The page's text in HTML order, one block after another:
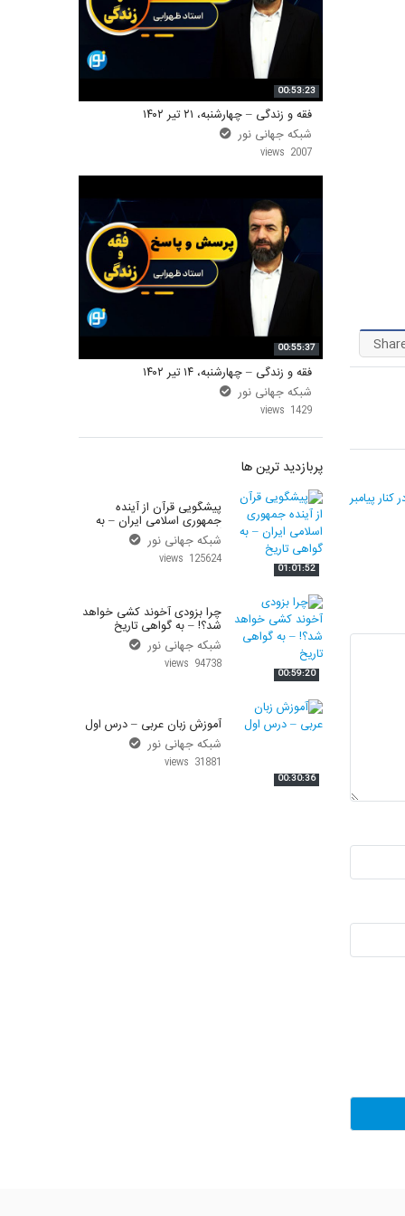
واحد علمی – درس تفسیر آسان
واحد علمی – درس صحیح بخاری
واحد علمی – درس عقیده
واحد علمی – فقه السنه
پیامبر
00:53:23
فقه و زندگی – چهارشنبه، ۲۱ تیر ۱۴۰۲
شبکه جهانی نور
2007 views
00:55:37
فقه و زندگی – چهارشنبه، ۱۴ تیر ۱۴۰۲
شبکه جهانی نور
1429 views
پربازدید ترین ها
01:01:52
پیشگویی قرآن از آینده
جمهوری اسلامی ایران – به
گواهی تاریخ
شبکه جهانی نور
125624 views
00:59:20
چرا بزودی آخوند کشی خواهد
شد؟! – به گواهی تاریخ
شبکه جهانی نور
94738 views
00:30:36
آموزش زبان عربی – درس اول
شبکه جهانی نور
31881 views